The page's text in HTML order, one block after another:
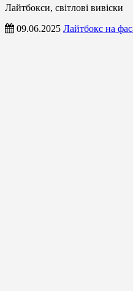
Лайтбокси, світлові вивіски
09.06.2025 Лайтбокс на